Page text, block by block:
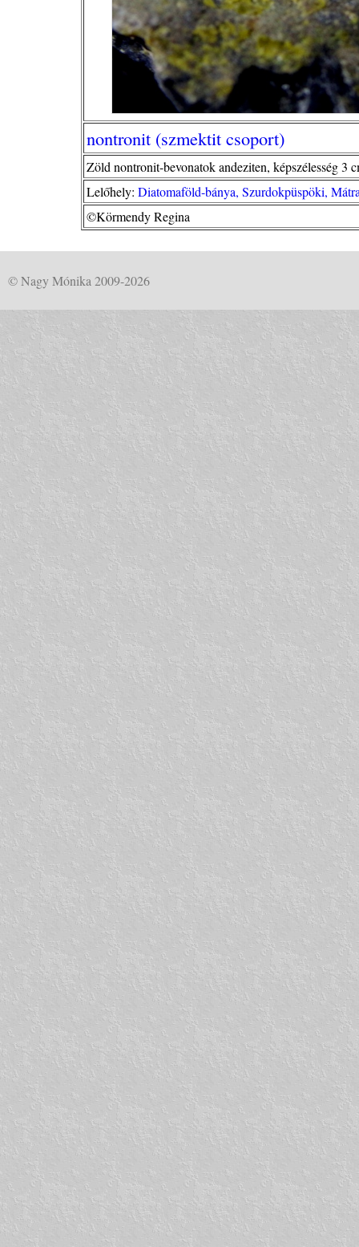
nontronit (szmektit csoport)
Zöld nontronit-bevonatok andeziten, képszélesség 3
Lelőhely: Diatomaföld-bánya, Szurdokpüspöki,
©Körmendy Regina
© Nagy Mónika 2009-2026